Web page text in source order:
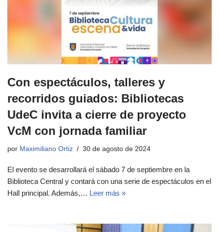
Con espectáculos, talleres y
recorridos guiados: Bibliotecas
UdeC invita a cierre de proyecto
VcM con jornada familiar
por Maximiliano Ortiz 30 de agosto de 2024
El evento se desarrollará el sábado 7 de septiembre en la
Biblioteca Central y contará con una serie de espectáculos en el
Hall principal. Además,… Leer más »